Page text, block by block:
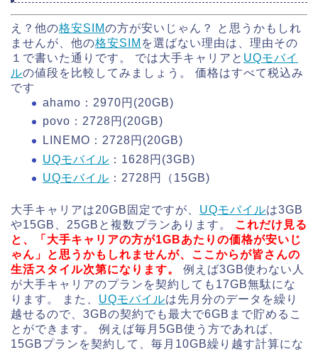
え？他の格安SIMの方が安いじゃん？ と思うかもしれ
ませんが、他の格安SIM を選ばない理由は、理由その
１で書いた通りです。 では大手キャリアと UQモバイ
ルの値段を比較してみましょう。 価格はすべて税込み
です
ahamo：2970円(20GB)
povo：2728円(20GB)
LINEMO：2728円(20GB)
UQモバイル ：1628円(3GB)
UQモバイル ：2728円（15GB)
大手キャリアは20GB固定ですが、 UQモバイルは3GB
や15GB、25GBと複数プランあります。 これだけ見る
と、「大手キャリアの方が1GBあたりの価格が安いじ
ゃん」と思うかもしれませんが、ここからが皆さんの
生活スタイル次第になります。
例えば3GB使わない人
が大手キャリアのプランを契約しても17GB無駄にな
ります。 また、 UQモバイルは先月分のデータを繰り
越せるので、3GBの契約でも最大で6GBまで貯めるこ
とができます。 例えば毎月5GB使う方であれば、
15GBプランを契約して、毎月10GB繰り越す計算にな